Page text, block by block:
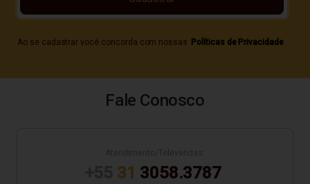
Ao se cadastrar você concorda com nossas Políticas de Privacidade
Fale Conosco
31 3058.3787